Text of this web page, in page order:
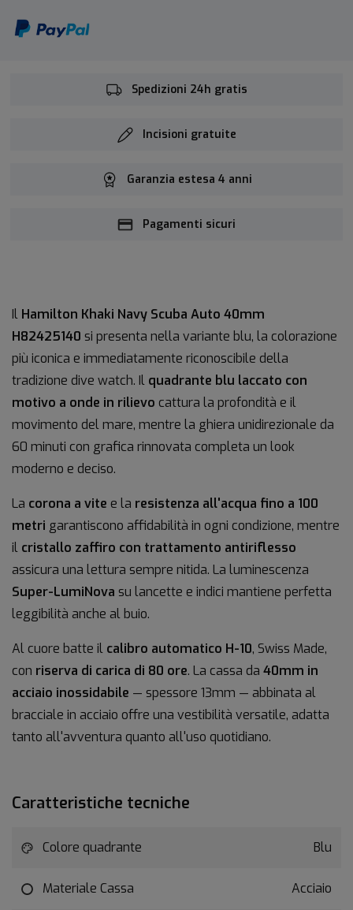
Spedizioni 24h gratis
Incisioni gratuite
Garanzia estesa 4 anni
Pagamenti sicuri
Il Hamilton Khaki Navy Scuba Auto 40mm
H82425140 si presenta nella variante blu, la colorazione
più iconica e immediatamente riconoscibile della
tradizione dive watch. Il quadrante blu laccato con
motivo a onde in rilievo cattura la profondità e il
movimento del mare, mentre la ghiera unidirezionale da
60 minuti con grafica rinnovata completa un look
moderno e deciso.
La corona a vite e la resistenza all'acqua fino a 100
metri garantiscono affidabilità in ogni condizione, mentre
il cristallo zaffiro con trattamento antiriflesso
assicura una lettura sempre nitida. La luminescenza
Super-LumiNova su lancette e indici mantiene perfetta
leggibilità anche al buio.
Al cuore batte il calibro automatico H-10, Swiss Made,
con riserva di carica di 80 ore. La cassa da 40mm in
acciaio inossidabile — spessore 13mm — abbinata al
bracciale in acciaio offre una vestibilità versatile, adatta
tanto all'avventura quanto all'uso quotidiano.
Caratteristiche tecniche
Colore quadrante Blu
Materiale Cassa Acciaio